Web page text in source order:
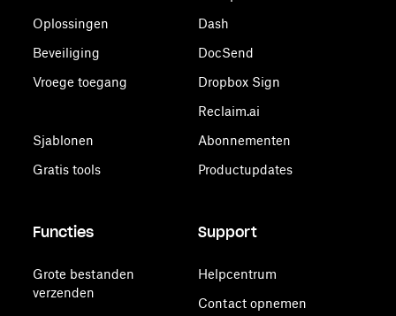
Oplossingen
Beveiliging
Vroege toegang
Sjablonen
Gratis tools
Dash
DocSend
Dropbox Sign
Reclaim.ai
Abonnementen
Productupdates
Functies
Grote bestanden
verzenden
Support
Helpcentrum
Contact opnemen